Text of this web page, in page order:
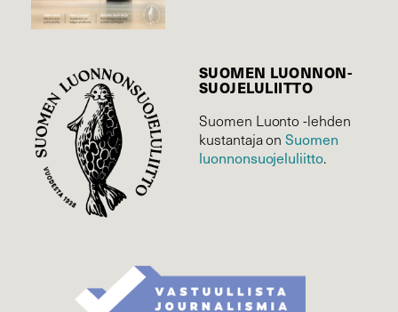
SUOMEN LUONNON­
SUOJELU­LIITTO
Suomen Luonto -lehden
kustantaja onSuomen
luonnonsuojelu­liitto.